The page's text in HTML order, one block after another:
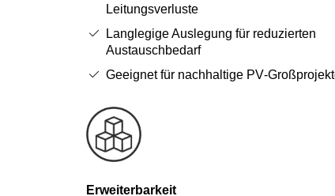
Leitungsverluste
Langlegige Auslegung für reduzierten
Austauschbedarf
Geeignet für nachhaltige
Erweiterbarkeit